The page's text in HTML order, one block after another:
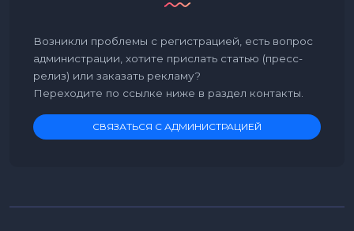
Возникли проблемы с регистрацией, есть вопрос
администрации, хотите прислать статью (пресс-
релиз) или заказать рекламу?
Переходите по ссылке ниже в раздел контакты.
СВЯЗАТЬСЯ С АДМИНИСТРАЦИЕЙ